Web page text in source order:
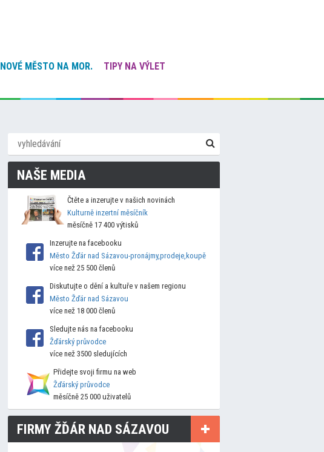
NOVÉ MĚSTO NA MOR.
TIPY NA VÝLET
NAŠE MEDIA
Čtěte a inzerujte v našich novinách
Kulturně inzertní měsíčník
měsíčně 17 400 výtisků
Inzerujte na facebooku
Město Žďár nad Sázavou-pronájmy,prodeje,koupě
více než 25 500 členů
Diskutujte o dění a kultuře v našem regionu
Město Žďár nad Sázavou
více než 18 000 členů
Sledujte nás na facebooku
Žďárský průvodce
více než 3500 sledujících
Přidejte svoji firmu na web
Žďárský průvodce
měsíčně 25 000 uživatelů
FIRMY ŽĎÁR NAD SÁZAVOU